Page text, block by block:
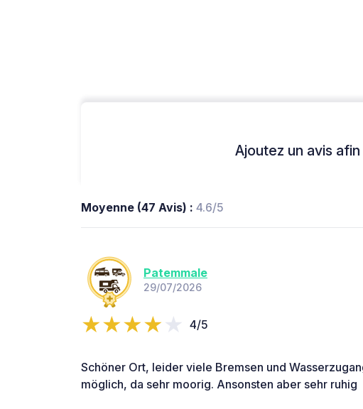
Ajoutez un avis
Moyenne (47 Avis) : 4.6/5
Patemmale
29/07/2026
4/5
Schöner Ort, leider viele Bremsen und
möglich, da sehr moorig. Ansonsten aber sehr ruhig